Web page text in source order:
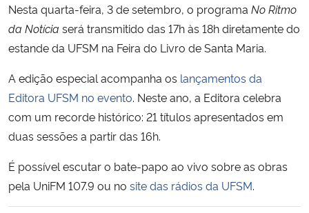
Ministério do Meio Ambiente
Controladoria-Geral da União
Ministério da Mulher, da Família e dos Direitos Humanos
Nesta quarta-feira, 3 de setembro, o programa No Ritmo
da Notícia será transmitido das 17h às 18h diretamente do
estande da UFSM na Feira do Livro de Santa Maria.
A edição especial acompanha os lançamentos da
Editora UFSM no evento. Neste ano, a Editora celebra
com um recorde histórico: 21 títulos apresentados em
duas sessões a partir das 16h.
É possível escutar o bate-papo ao vivo sobre as obras
pela UniFM 107.9 ou no site das rádios da UFSM.